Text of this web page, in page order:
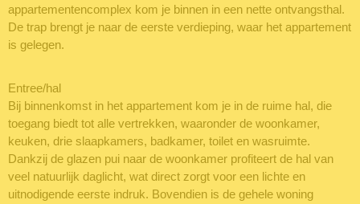
appartementencomplex kom je binnen in een nette ontvangsthal.
De trap brengt je naar de eerste verdieping, waar het appartement
is gelegen.
Entree/hal
Bij binnenkomst in het appartement kom je in de ruime hal, die
toegang biedt tot alle vertrekken, waaronder de woonkamer,
keuken, drie slaapkamers, badkamer, toilet en wasruimte.
Dankzij de glazen pui naar de woonkamer profiteert de hal van
veel natuurlijk daglicht, wat direct zorgt voor een lichte en
uitnodigende eerste indruk. Bovendien is de gehele woning